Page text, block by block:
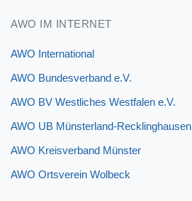
AWO IM INTERNET
AWO International
AWO Bundesverband e.V.
AWO BV Westliches Westfalen e.V.
AWO UB Münsterland-Recklinghausen
AWO Kreisverband Münster
AWO Ortsverein Wolbeck